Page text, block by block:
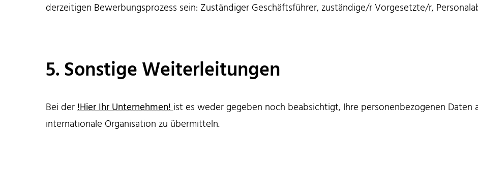
derzeitigen Bewerbungsprozess sein: Zuständiger Geschäftsführer, zuständige/r Vorgesetzte/r,
5. Sonstige Weiterleitungen
Bei der!Hier Ihr Unternehmen!ist es weder gegeben noch beabsichtigt, Ihre personenbezogenen Daten
internationale Organisation zu übermitteln.